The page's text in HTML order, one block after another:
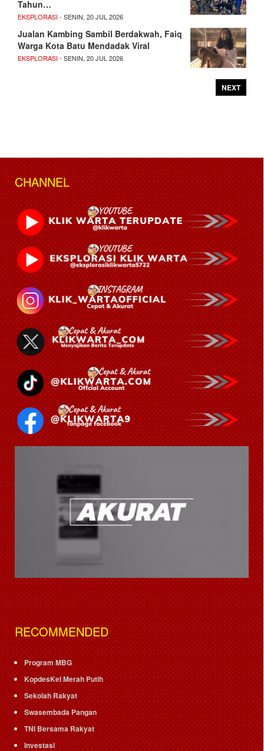
Tahun…
EKSPLORASI- SENIN, 20 JUL 2026
Jualan Kambing Sambil Berdakwah, Faiq
Warga Kota Batu Mendadak Viral
EKSPLORASI- SENIN, 20 JUL 2026
NEXT
CHANNEL
RECOMMENDED
Program MBG
KopdesKel Merah Putih
Sekolah Rakyat
Swasembada Pangan
TNI Bersama Rakyat
Investasi